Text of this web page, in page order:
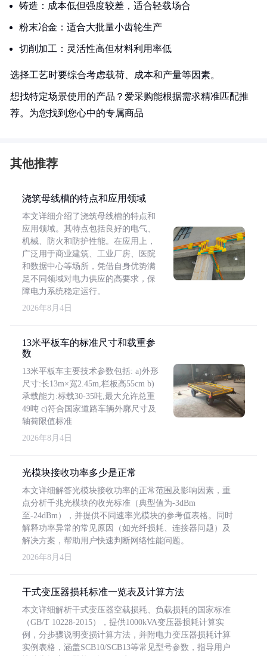
铸造：成本低但强度较差，适合轻载场合
粉末冶金：适合大批量小齿轮生产
切削加工：灵活性高但材料利用率低
选择工艺时要综合考虑载荷、成本和产量等因素。
想找特定场景使用的产品？爱采购能根据需求精准匹配推
荐。为您找到您心中的专属商品
其他推荐
浇筑母线槽的特点和应用领域
本文详细介绍了浇筑母线槽的特点和
应用领域。其特点包括良好的电气、
机械、防火和防护性能。在应用上，
广泛用于商业建筑、工业厂房、医院
和数据中心等场所，凭借自身优势满
足不同领域对电力供应的高要求，保
障电力系统稳定运行。
2026年8月4日
13米平板车的标准尺寸和载重参
数
13米平板车主要技术参数包括: a)外形
尺寸:长13m×宽2.45m,栏板高55cm b)
承载能力:标载30-35吨,最大允许总重
49吨 c)符合国家道路车辆外廓尺寸及
轴荷限值标准
2026年8月4日
光模块接收功率多少是正常
本文详细解答光模块接收功率的正常范围及影响因素，重
点分析千兆光模块的收光标准（典型值为-3dBm
至-24dBm），并提供不同速率光模块的参考值表格。同时
解释功率异常的常见原因（如光纤损耗、连接器问题）及
解决方案，帮助用户快速判断网络性能问题。
2026年8月4日
干式变压器损耗标准一览表及计算方法
本文详细解析干式变压器空载损耗、负载损耗的国家标准
（GB/T 10228-2015），提供1000kVA变压器损耗计算实
例，分步骤说明变损计算方法，并附电力变压器损耗计算
实例表格，涵盖SCB10/SCB13等常见型号参数，指导用户